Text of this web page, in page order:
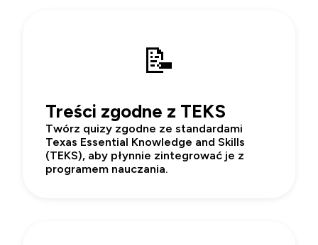
📝
Treści zgodne z TEKS
Twórz quizy zgodne ze standardami
Texas Essential Knowledge and Skills
(TEKS), aby płynnie zintegrować je z
programem nauczania.